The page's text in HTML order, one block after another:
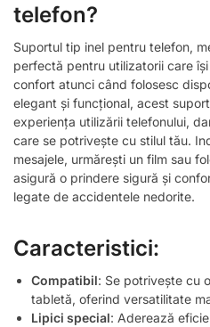
telefon?
Suportul tip inel pentru telefon,
perfectă pentru utilizatorii care
confort atunci când folosesc
elegant și funcțional, acest
experiența utilizării telefonului,
care se potrivește cu stilul tău.
mesajele, urmărești un film sau
asigură o prindere sigură și
legate de accidentele nedorite.
Caracteristici:
Compatibil: Se potrivește cu
tabletă, oferind versatilitate
Lipici special: Aderează